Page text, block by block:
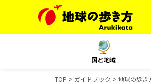
国と地域
TOP ガイドブック 地球の歩き